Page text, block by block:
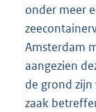
onder meer
Amsterdam
aangezien
de grond
zaak